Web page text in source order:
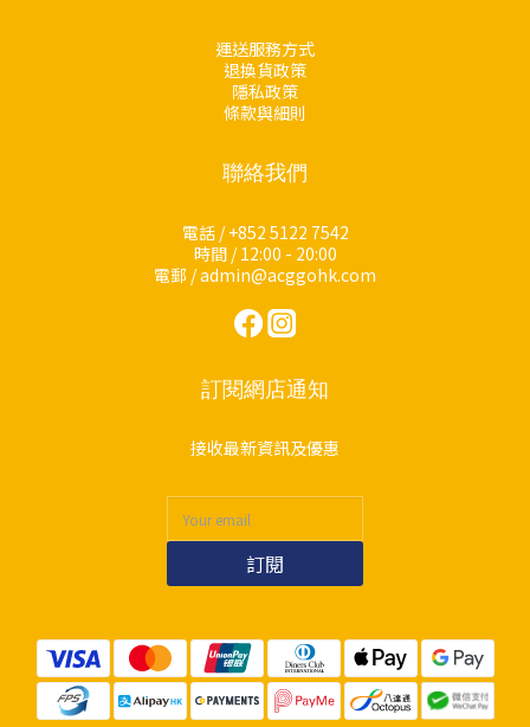
運送服務方式
退換貨政策
隱私政策
條款與細則
聯絡我們
電話 / +852 5122 7542
時間 / 12:00 - 20:00
電郵 / admin@acggohk.com
訂閱網店通知
接收最新資訊及優惠
訂閱